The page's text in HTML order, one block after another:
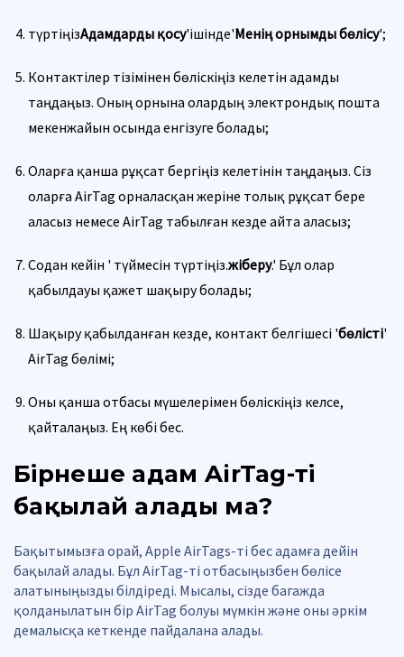
түртіңізАдамдарды қосу'ішінде'Менің орнымды бөлісу';
Контактілер тізімінен бөліскіңіз келетін адамды
таңдаңыз. Оның орнына олардың электрондық пошта
мекенжайын осында енгізуге болады;
Оларға қанша рұқсат бергіңіз келетінін таңдаңыз. Сіз
оларға AirTag орналасқан жеріне толық рұқсат бере
аласыз немесе AirTag табылған кезде айта аласыз;
Содан кейін ' түймесін түртіңіз.жіберу.' Бұл олар
қабылдауы қажет шақыру болады;
Шақыру қабылданған кезде, контакт белгішесі 'бөлісті'
AirTag бөлімі;
Оны қанша отбасы мүшелерімен бөліскіңіз келсе,
қайталаңыз. Ең көбі бес.
Бірнеше адам AirTag-ті
бақылай алады ма?
Бақытымызға орай, Apple AirTags-ті бес адамға дейін
бақылай алады. Бұл AirTag-ті отбасыңызбен бөлісе
алатыныңызды білдіреді. Мысалы, сізде багажда
қолданылатын бір AirTag болуы мүмкін және оны әркім
демалысқа кеткенде пайдалана алады.